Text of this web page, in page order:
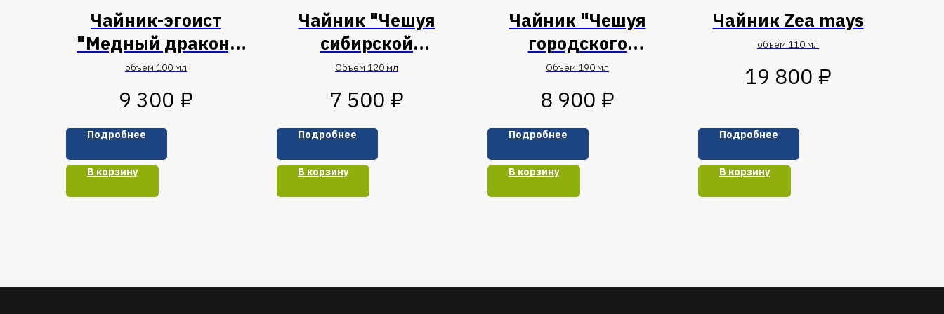
Чайник-эгоист
"Медный дракон,
съевший яйцо"
объем 100 мл
9 300 ₽
Подробнее
В корзину
Чайник "Чешуя
сибирской
рептилии"
Объем 120 мл
7 500 ₽
Подробнее
В корзину
Чайник "Чешуя
городского
крокодила"
Объем 190 мл
8 900 ₽
Подробнее
В корзину
Чайник Zea mays
объем 110 мл
19 800 ₽
Подробнее
В корзину